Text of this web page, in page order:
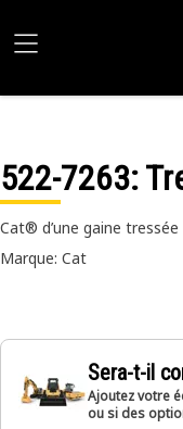
522-7263:
Cat® d’une gaine tressée
Marque: Cat
Sera-t-il
Ajoutez votre
ou si des